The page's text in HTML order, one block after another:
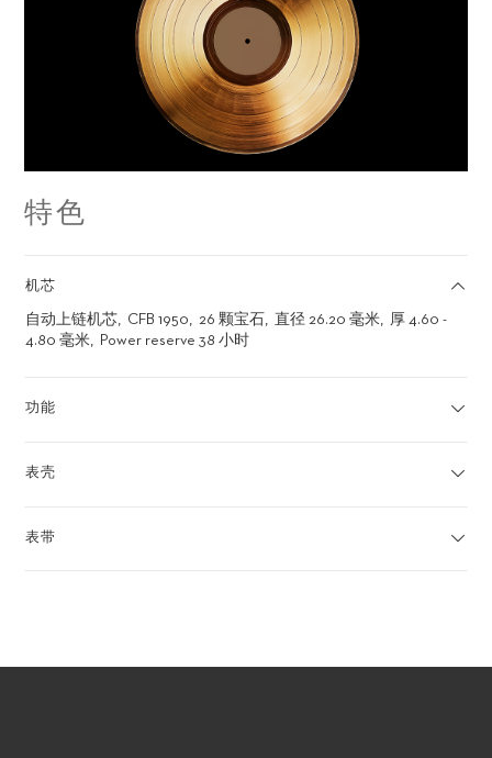
特色
机芯
自动上链机芯 CFB 1950 26 颗宝石 直径 26.20 毫米
厚 4.60 -
4.80 毫米
Power reserve 38 小时
功能
表壳
表带